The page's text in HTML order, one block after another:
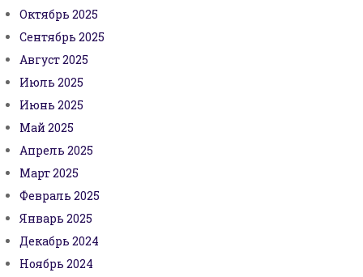
Октябрь 2025
Сентябрь 2025
Август 2025
Июль 2025
Июнь 2025
Май 2025
Апрель 2025
Март 2025
Февраль 2025
Январь 2025
Декабрь 2024
Ноябрь 2024